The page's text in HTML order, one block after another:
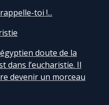
toi !...
doute de la
dans l’eucharistie. Il
devenir un morceau